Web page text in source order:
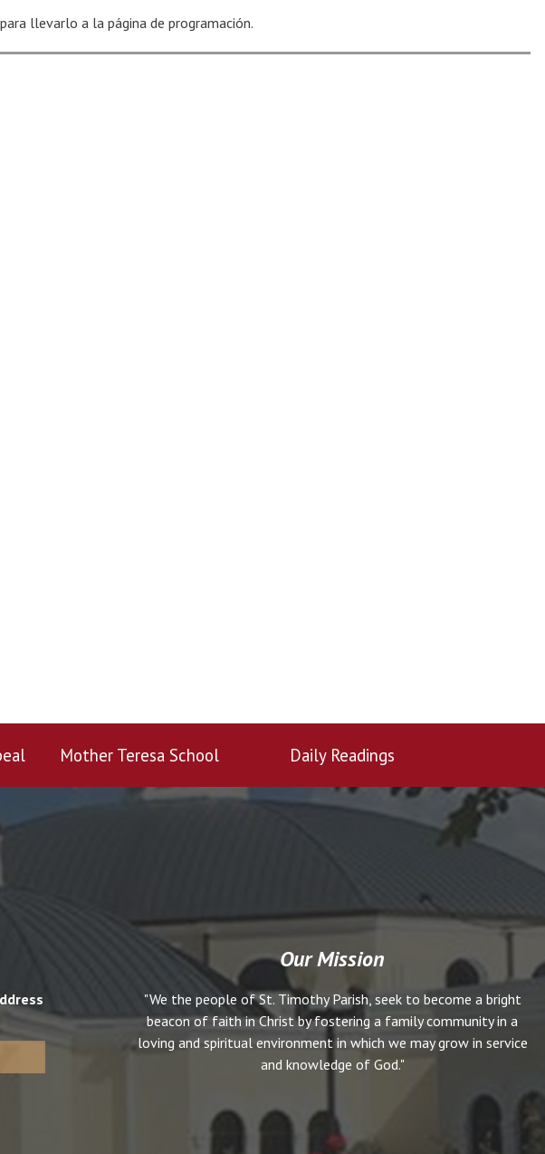
llevarlo a la página de programación.
Mother Teresa School Daily Readings
Our Mission
"We the people of St. Timothy Parish, seek to become a bright
beacon of faith in Christ by fostering a family community in a
loving and spiritual environment in which we may grow in service
and knowledge of God."